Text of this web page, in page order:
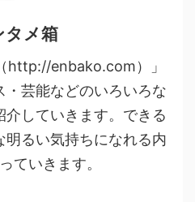
タメ箱
http://enbako.com）」
・芸能などのいろいろな
していきます。できる
明るい気持ちになれる内
ていきます。